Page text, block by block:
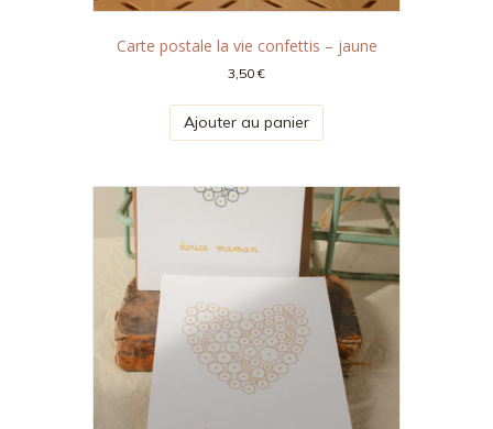
Carte postale la vie confettis – jaune
3,50€
Ajouter au panier